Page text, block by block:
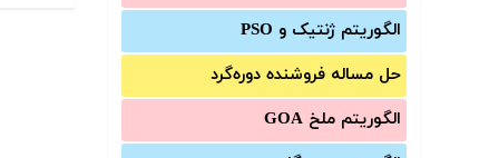
الگوریتم ژنتیک و PSO
حل مساله فروشنده دوره‌گرد
الگوریتم ملخ GOA